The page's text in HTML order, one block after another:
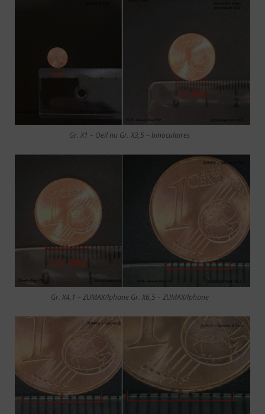
Gr. X1 – Oeil nu Gr. X3,5 – binoculaires
Gr. X4,1 – ZUMAX/Iphone Gr. X6,5 – ZUMAX/Iphone